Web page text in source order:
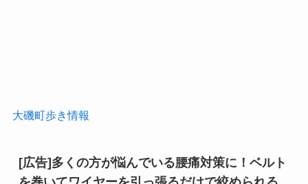
大磯町歩き情報
[広告]多くの方が悩んでいる腰痛対策に！ベルト